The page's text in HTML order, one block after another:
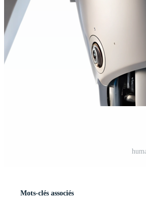
Mots-clés associés